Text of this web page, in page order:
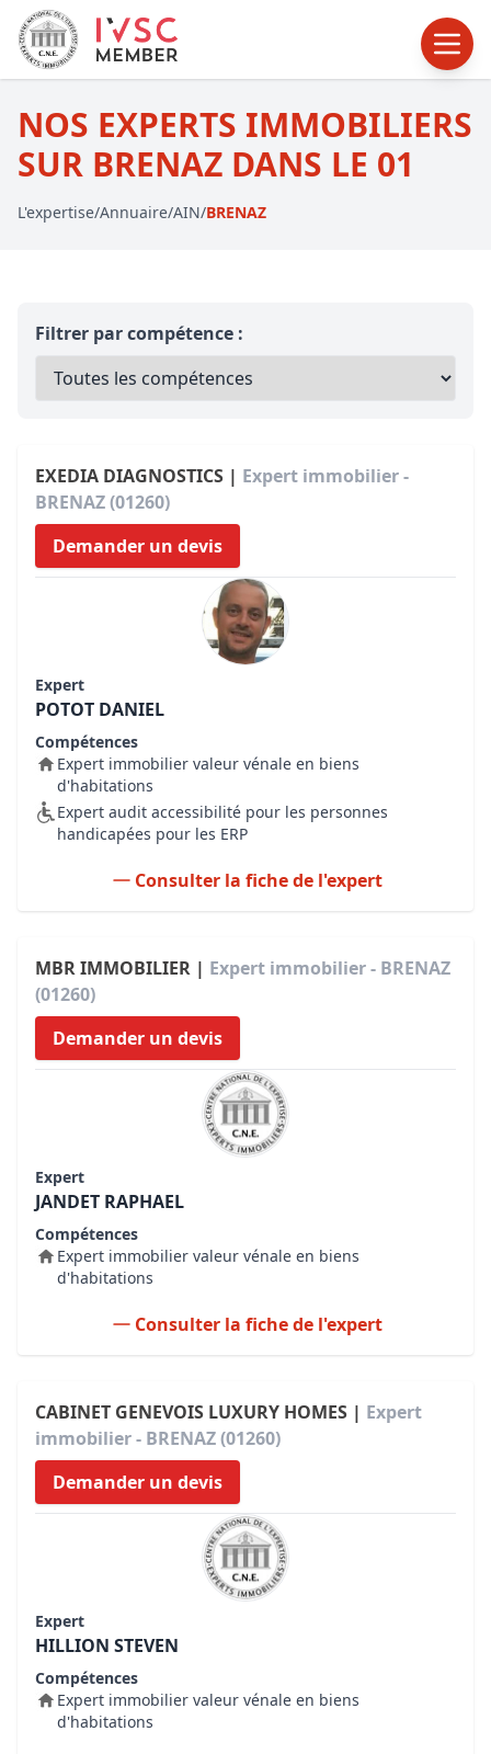
NOS EXPERTS IMMOBILIERS
SUR BRENAZ DANS LE 01
L'expertise/Annuaire/AIN/BRENAZ
Filtrer par compétence :
EXEDIA DIAGNOSTICS | Expert immobilier -
BRENAZ (01260)
Demander un devis
Expert
POTOT DANIEL
Compétences
Expert immobilier valeur vénale en biens
d'habitations
Expert audit accessibilité pour les personnes
handicapées pour les ERP
Consulter la fiche de l'expert
MBR IMMOBILIER | Expert immobilier - BRENAZ
(01260)
Demander un devis
Expert
JANDET RAPHAEL
Compétences
Expert immobilier valeur vénale en biens
d'habitations
Consulter la fiche de l'expert
CABINET GENEVOIS LUXURY HOMES | Expert
immobilier - BRENAZ (01260)
Demander un devis
Expert
HILLION STEVEN
Compétences
Expert immobilier valeur vénale en biens
d'habitations